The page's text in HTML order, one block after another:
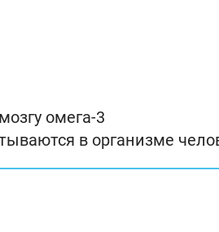
омега-3
в организме